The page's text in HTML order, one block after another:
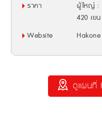
ราคา
ผู้ใหญ่ :
420 เยน
Website
ดูแผนที่